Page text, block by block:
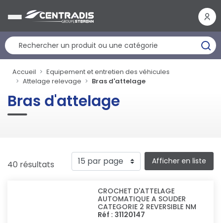
Accueil
Equipement et entretien des véhicules
Attelage relevage
Bras d'attelage
Bras d'attelage
40 résultats Afficher en liste
CROCHET D'ATTELAGE
AUTOMATIQUE A SOUDER
CATEGORIE 2 REVERSIBLE NM
Réf : 31120147